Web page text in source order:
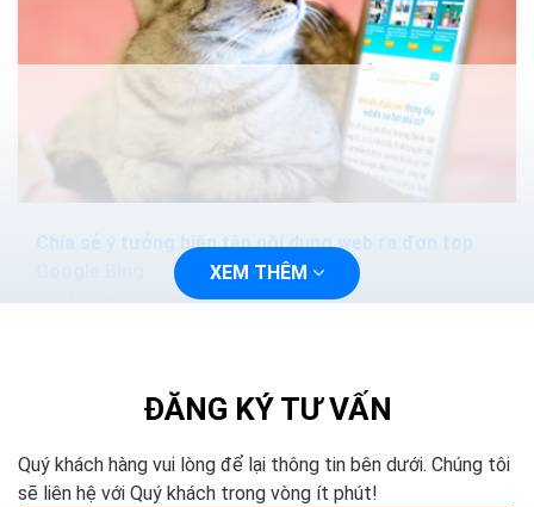
Chia sẻ ý tưởng biên tập nội dung web ra đơn top
Thật hoang mang khi tôi vừa nói ở trên rằng không
XEM THÊM
ĐĂNG KÝ TƯ VẤN
Quý khách hàng vui lòng để lại thông tin bên dưới. Chúng tôi
sẽ liên hệ với Quý khách trong vòng ít phút!